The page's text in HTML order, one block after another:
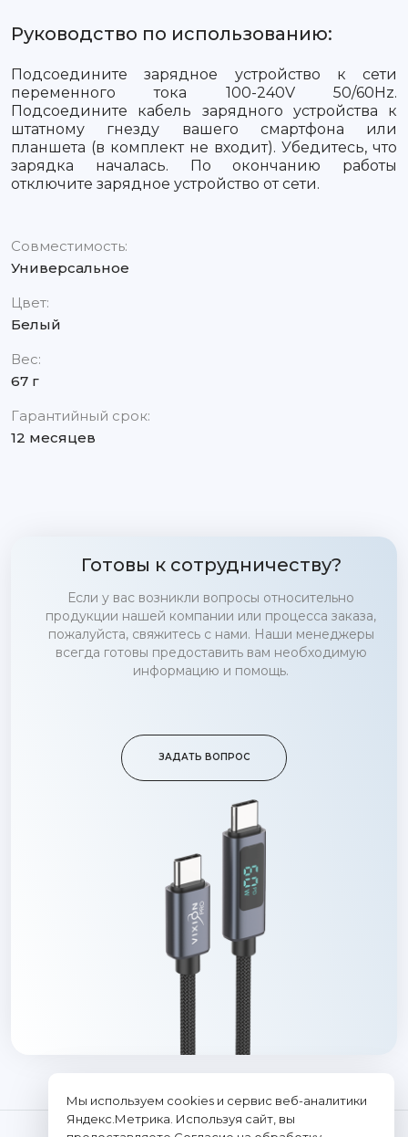
Руководство по использованию:
Подсоедините зарядное устройство к сети
переменного тока 100-240V 50/60Hz.
Подсоедините кабель зарядного устройства к
штатному гнезду вашего смартфона или
планшета (в комплект не входит). Убедитесь, что
зарядка началась. По окончанию работы
отключите зарядное устройство от сети.
Совместимость:
Универсальное
Цвет:
Белый
Вес:
67 г
Гарантийный срок:
12 месяцев
Готовы к сотрудничеству?
Если у вас возникли вопросы относительно
продукции нашей компании или процесса заказа,
пожалуйста, свяжитесь с нами. Наши менеджеры
всегда готовы предоставить вам необходимую
информацию и помощь.
ЗАДАТЬ ВОПРОС
Мы используем cookies и сервис веб-аналитики
Яндекс.Метрика. Используя сайт, вы